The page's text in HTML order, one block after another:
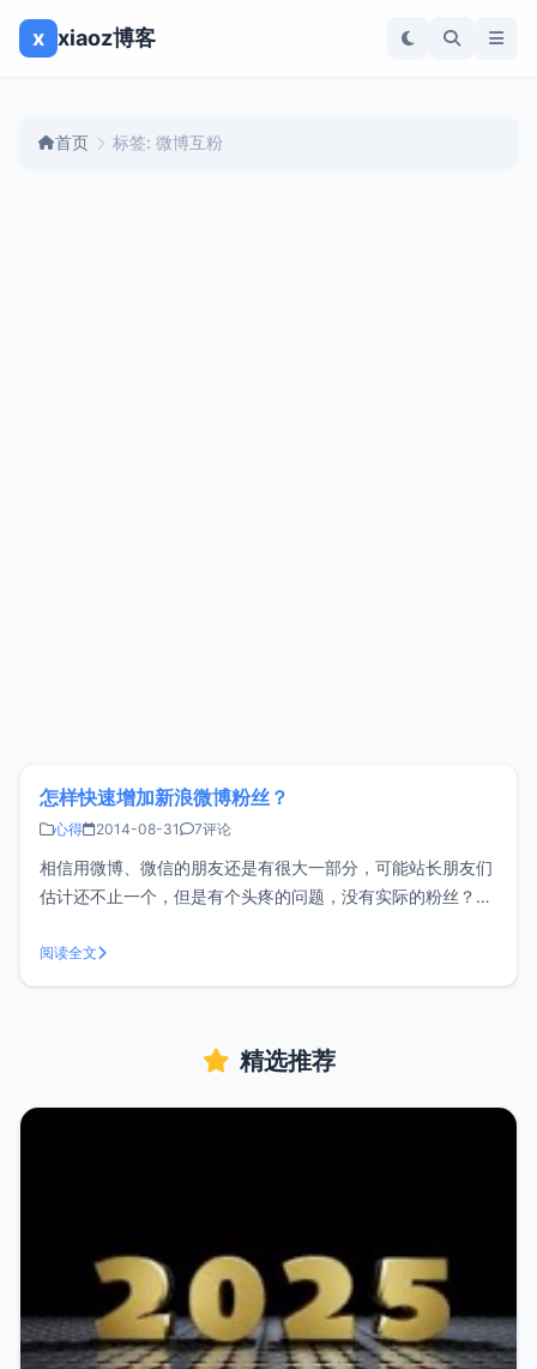
x xiaoz博客
首页 标签: 微博互粉
怎样快速增加新浪微博粉丝？
心得 2014-08-31 7评论
相信用微博、微信的朋友还是有很大一部分，可能站长朋友们
估计还不止一个，但是有个头疼的问题，没有实际的粉丝？在
任何价值。那么怎样快速增加新浪微博粉丝呢？最近发现了个
小方法，和大家分享一下。一、登录新浪微博后，点击应用按
阅读全文
精选推荐